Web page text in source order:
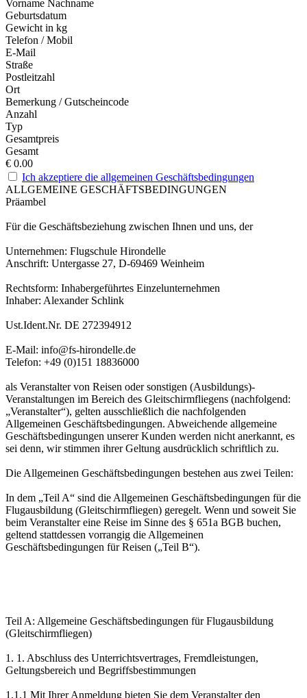
Vorname Nachname
Geburtsdatum
Gewicht in kg
Telefon / Mobil
E-Mail
Straße
Postleitzahl
Ort
Bemerkung / Gutscheincode
Anzahl
Typ
Gesamtpreis
Gesamt
€ 0.00
Ich akzeptiere die allgemeinen Geschäftsbedingungen
ALLGEMEINE GESCHÄFTSBEDINGUNGEN
Präambel
Für die Geschäftsbeziehung zwischen Ihnen und uns, der
Unternehmen: Flugschule Hirondelle
Anschrift: Untergasse 27, D-69469 Weinheim
Rechtsform: Inhabergeführtes Einzelunternehmen
Inhaber: Alexander Schlink
Ust.Ident.Nr. DE 272394912
E-Mail: info@fs-hirondelle.de
Telefon: +49 (0)151 18836000
als Veranstalter von Reisen oder sonstigen (Ausbildungs)-
Veranstaltungen im Bereich des Gleitschirmfliegens (nachfolgend:
„Veranstalter“), gelten ausschließlich die nachfolgenden
Allgemeinen Geschäftsbedingungen. Abweichende allgemeine
Geschäftsbedingungen unserer Kunden werden nicht anerkannt, es
sei denn, wir stimmen ihrer Geltung ausdrücklich schriftlich zu.
Die Allgemeinen Geschäftsbedingungen bestehen aus zwei Teilen:
In dem „Teil A“ sind die Allgemeinen Geschäftsbedingungen für die
Flugausbildung (Gleitschirmfliegen) geregelt. Wenn und soweit Sie
beim Veranstalter eine Reise im Sinne des § 651a BGB buchen,
geltend stattdessen vorrangig die Allgemeinen
Geschäftsbedingungen für Reisen („Teil B“).
Teil A: Allgemeine Geschäftsbedingungen für Flugausbildung
(Gleitschirmfliegen)
1. 1. Abschluss des Unterrichtsvertrages, Fremdleistungen,
Geltungsbereich und Begriffsbestimmungen
1.1.1 Mit Ihrer Anmeldung bieten Sie dem Veranstalter den